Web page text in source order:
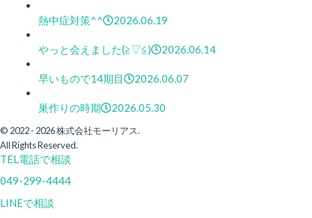
熱中症対策^^ 2026.06.19
やっと会えました(≧▽≦) 2026.06.14
早いもので14期目 2026.06.07
巣作りの時期 2026.05.30
© 2022 - 2026 株式会社モーリアス.
All Rights Reserved.
TEL 電話で相談
049-299-4444
LINEで相談